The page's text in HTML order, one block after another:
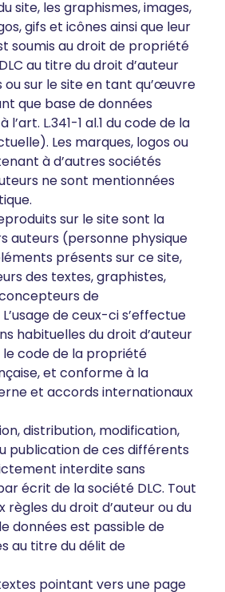
site, les graphismes, images,
gifs et icônes ainsi que leur
soumis au droit de propriété
au titre du droit d’auteur
sur le site en tant qu’œuvre
que base de données
L.341-1 al.1 du code de la
Les marques, logos ou
à d’autres sociétés
ne sont mentionnées
sur le site sont la
auteurs (personne physique
présents sur ce site,
des textes, graphistes,
de
de ceux-ci s’effectue
habituelles du droit d’auteur
code de la propriété
et conforme à la
et accords internationaux
distribution, modification,
publication de ces différents
interdite sans
écrit de la société DLC. Tout
règles du droit d’auteur ou du
données est passible de
au titre du délit de
pointant vers une page